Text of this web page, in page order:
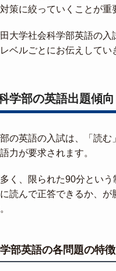
策に絞っていくことが重
大学社会科学部英語の入
ベルごとにお伝えしてい
学部の英語出題傾向
の英語の入試は、「読む
力が要求されます。
く、限られた90分という
読んで正答できるか、が
部英語の各問題の特徴